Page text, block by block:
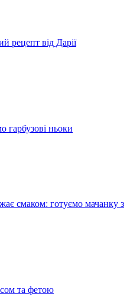
рецепт від Дарії
гарбузові ньоки
смаком: готуємо мачанку з
та фетою